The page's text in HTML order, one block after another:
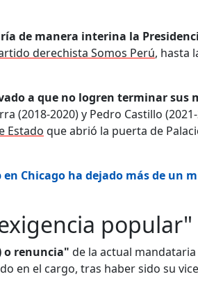
de manera interina la
derechista Somos Perú, hasta
a que no logren terminar sus
(2018-2020) y Pedro Castillo
Estado que abrió la puerta de
Chicago ha dejado más de un
popular"
o renuncia" de la actual mandataria
en el cargo, tras haber sido su